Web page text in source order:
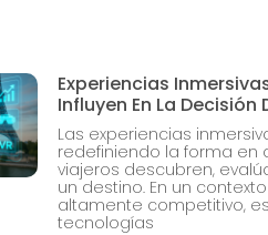
Experiencias
Influyen En La Decisión
Las experiencias
redefiniendo la forma en
viajeros descubren,
un destino. En un
altamente competitivo,
tecnologías